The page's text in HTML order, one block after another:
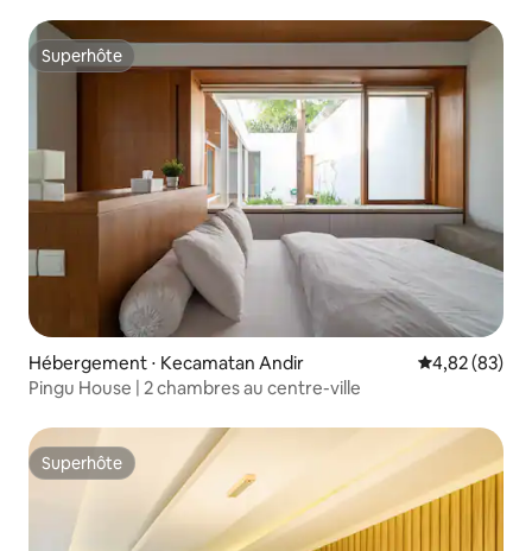
Superhôte
Superhôte
Hébergement ⋅ Kecamatan Andir Évaluation
4,82 (83)
Pingu House | 2 chambres au centre-ville
Superhôte
Superhôte